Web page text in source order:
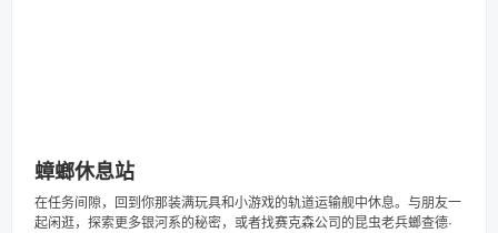
蟑螂休息站
在任务间隙，回到你那装满玩具和小游戏的轨道运输舰中休息。与朋友一
起闲逛，探索更多银河系的秘密，或者找赛克森公司的昆虫老兵螂查德·